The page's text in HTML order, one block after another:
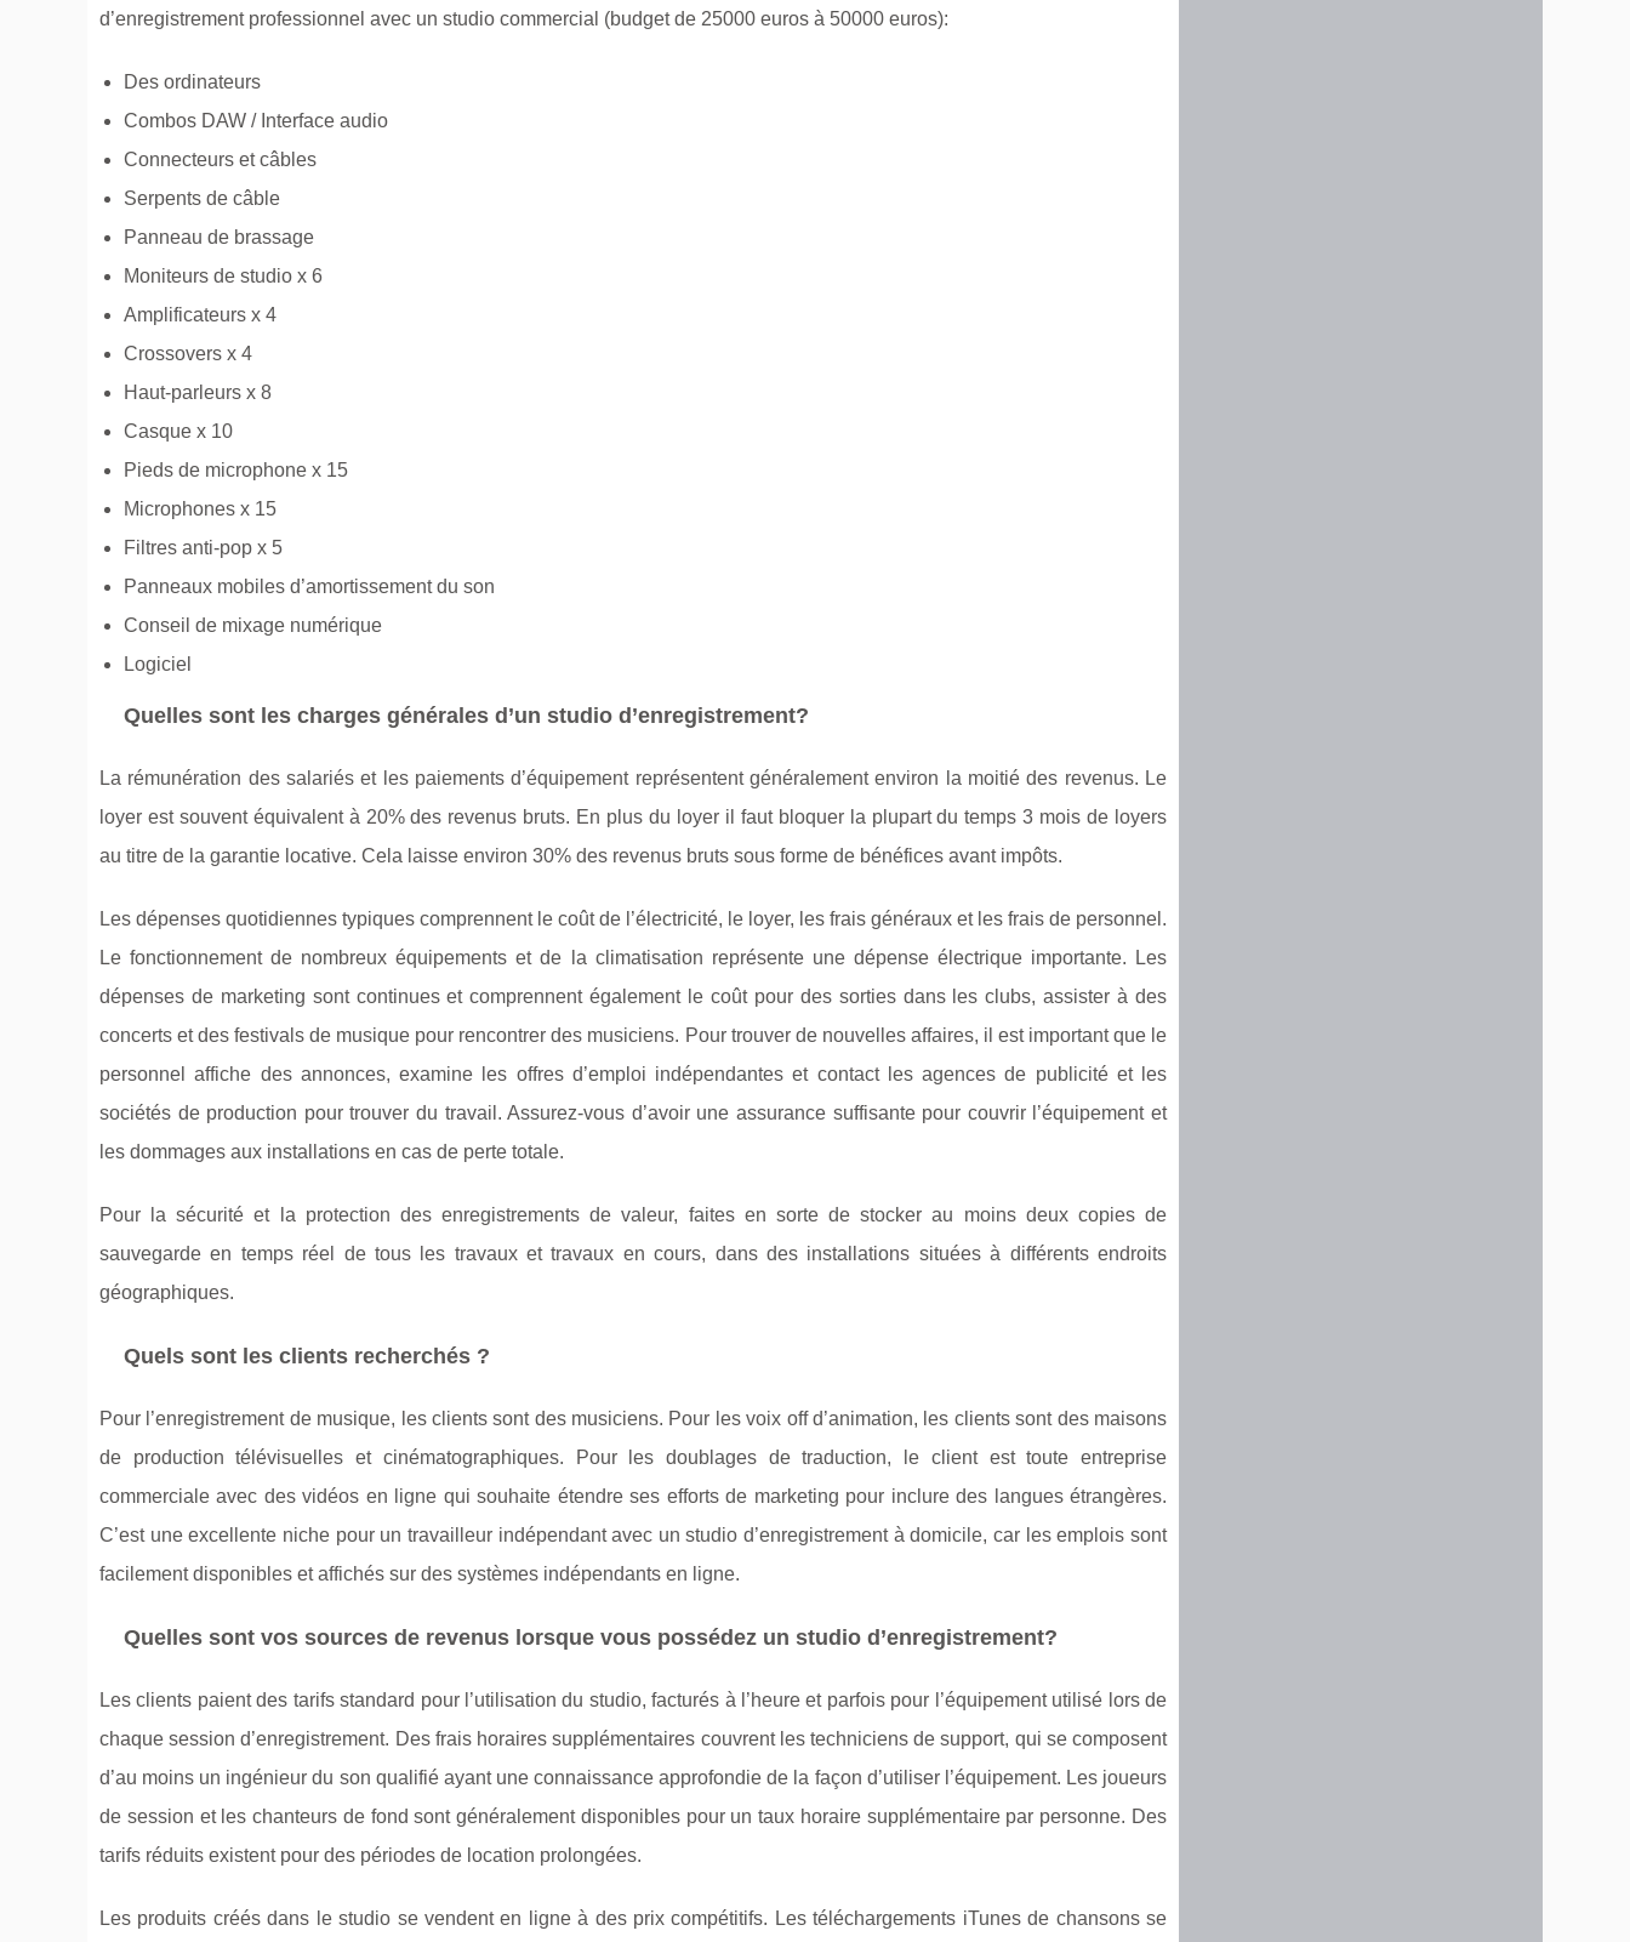
d’enregistrement professionnel avec un studio commercial (budget de 25000 euros à 50000 euros):
Des ordinateurs
Combos DAW / Interface audio
Connecteurs et câbles
Serpents de câble
Panneau de brassage
Moniteurs de studio x 6
Amplificateurs x 4
Crossovers x 4
Haut-parleurs x 8
Casque x 10
Pieds de microphone x 15
Microphones x 15
Filtres anti-pop x 5
Panneaux mobiles d’amortissement du son
Conseil de mixage numérique
Logiciel
Quelles sont les charges générales d’un studio d’enregistrement?
La rémunération des salariés et les paiements d’équipement représentent généralement environ la moitié des revenus. Le
loyer est souvent équivalent à 20% des revenus bruts. En plus du loyer il faut bloquer la plupart du temps 3 mois de loyers
au titre de la garantie locative. Cela laisse environ 30% des revenus bruts sous forme de bénéfices avant impôts.
Les dépenses quotidiennes typiques comprennent le coût de l’électricité, le loyer, les frais généraux et les frais de personnel.
Le fonctionnement de nombreux équipements et de la climatisation représente une dépense électrique importante. Les
dépenses de marketing sont continues et comprennent également le coût pour des sorties dans les clubs, assister à des
concerts et des festivals de musique pour rencontrer des musiciens. Pour trouver de nouvelles affaires, il est important que le
personnel affiche des annonces, examine les offres d’emploi indépendantes et contact les agences de publicité et les
sociétés de production pour trouver du travail. Assurez-vous d’avoir une assurance suffisante pour couvrir l’équipement et
les dommages aux installations en cas de perte totale.
Pour la sécurité et la protection des enregistrements de valeur, faites en sorte de stocker au moins deux copies de
sauvegarde en temps réel de tous les travaux et travaux en cours, dans des installations situées à différents endroits
géographiques.
Quels sont les clients recherchés ?
Pour l’enregistrement de musique, les clients sont des musiciens. Pour les voix off d’animation, les clients sont des maisons
de production télévisuelles et cinématographiques. Pour les doublages de traduction, le client est toute entreprise
commerciale avec des vidéos en ligne qui souhaite étendre ses efforts de marketing pour inclure des langues étrangères.
C’est une excellente niche pour un travailleur indépendant avec un studio d’enregistrement à domicile, car les emplois sont
facilement disponibles et affichés sur des systèmes indépendants en ligne.
Quelles sont vos sources de revenus lorsque vous possédez un studio d’enregistrement?
Les clients paient des tarifs standard pour l’utilisation du studio, facturés à l’heure et parfois pour l’équipement utilisé lors de
chaque session d’enregistrement. Des frais horaires supplémentaires couvrent les techniciens de support, qui se composent
d’au moins un ingénieur du son qualifié ayant une connaissance approfondie de la façon d’utiliser l’équipement. Les joueurs
de session et les chanteurs de fond sont généralement disponibles pour un taux horaire supplémentaire par personne. Des
tarifs réduits existent pour des périodes de location prolongées.
Les produits créés dans le studio se vendent en ligne à des prix compétitifs. Les téléchargements iTunes de chansons se